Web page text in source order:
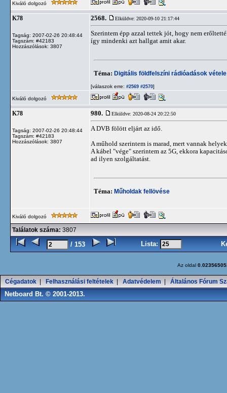
Kiváló dolgozó
K78
Tagság: 2007-02-26 20:48:44
Tagszám: #42183
Hozzászólások: 3807
2568. Elküldve: 2020-09-10 21:17:44
Szerintem épp azzal tettek jót, hogy nem
így mindenki azt hallgat amit akar.
Téma: Digitális földfelszíni rádióadások vétele
[válaszok erre: #2569 #2570]
Kiváló dolgozó
K78
Tagság: 2007-02-26 20:48:44
Tagszám: #42183
Hozzászólások: 3807
980. Elküldve: 2020-08-24 20:22:50
A DVB fölött eljárt az idő.
A műhold szerintem is marad, mert vannak
A kábel "vége" szerintem az 5G, ekkora
ad ilyen szolgáltatást.
Téma: Műholdak fellövése
Kiváló dolgozó
Találatok száma: 3807
/ 153 Lista:
Az oldal
Cégadatok Felhasználási feltételek Adatvédelem Általános Fórum
Netboard Bt. © 2001-2013.